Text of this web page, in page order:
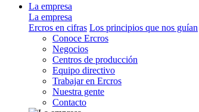
La empresa
La empresa
Ercros en cifras Los principios que nos guían
Conoce Ercros
Negocios
Centros de producción
Equipo directivo
Trabajar en Ercros
Nuestra gente
Contacto